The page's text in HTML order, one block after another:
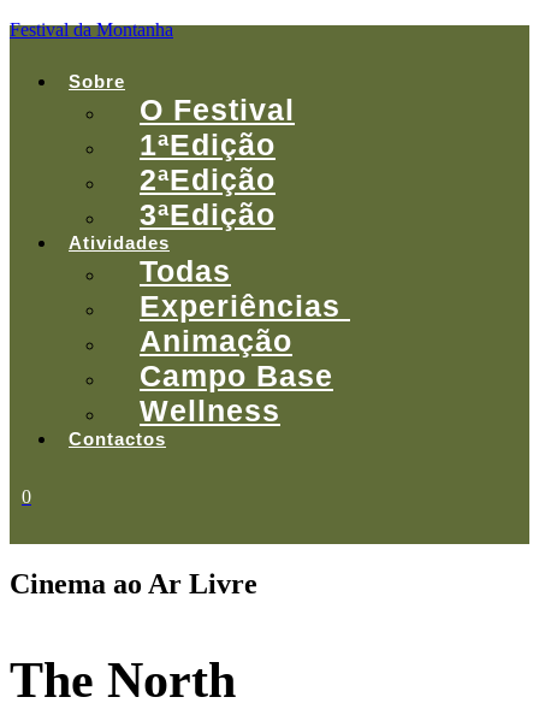
Festival da Montanha
Menu Sobre
O Festival
1ªEdição
2ªEdição
3ªEdição
Atividades
Todas
Experiências
Animação
Campo Base
Wellness
Contactos
0
Cinema ao Ar Livre
The North